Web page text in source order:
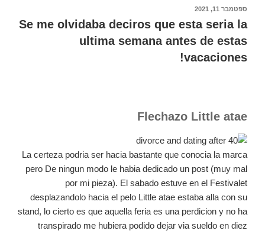
פורסם
ספטמבר 11, 2021
Se me olvidaba deciros que esta seria la
ultima semana antes de estas
vacaciones!
Flechazo Little atae
La certeza podria ser hacia bastante que conocia la marca
pero De ningun modo le habia dedicado un post (muy mal
por mi pieza). El sabado estuve en el Festivalet
desplazandolo hacia el pelo Little atae estaba alla con su
stand, lo cierto es que aquella feria es una perdicion y no ha
transpirado me hubiera podido dejar via sueldo en diez